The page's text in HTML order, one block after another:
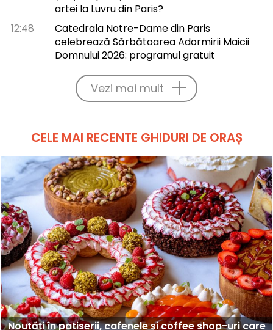
artei la Luvru din Paris?
12:48
Catedrala Notre-Dame din Paris
celebrează Sărbătoarea Adormirii Maicii
Domnului 2026: programul gratuit
Vezi mai mult
CELE MAI RECENTE GHIDURI DE ORAȘ
Noutăți în patiserii, cafenele și coffee shop-uri care